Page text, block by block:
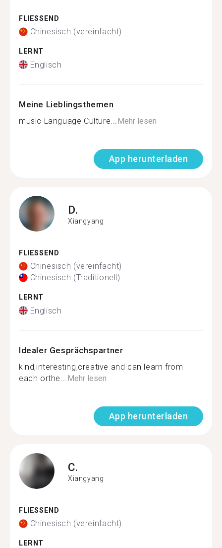
FLIESSEND
Chinesisch (vereinfacht)
LERNT
Englisch
Meine Lieblingsthemen
music Language Culture... Mehr lesen
App herunterladen
D.
Xiangyang
FLIESSEND
Chinesisch (vereinfacht)
Chinesisch (Traditionell)
LERNT
Englisch
Idealer Gesprächspartner
kind,interesting,creative and can learn from
each orthe... Mehr lesen
App herunterladen
C.
Xiangyang
FLIESSEND
Chinesisch (vereinfacht)
LERNT